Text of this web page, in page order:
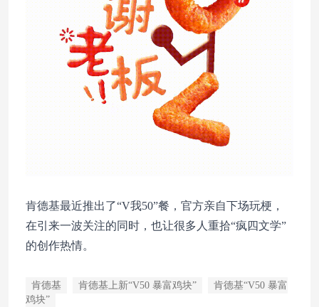
肯德基最近推出了“V我50”餐，官方亲自下场玩梗，
在引来一波关注的同时，也让很多人重拾“疯四文学”
的创作热情。
肯德基 肯德基上新“V50 暴富鸡块”
肯德基“V50 暴富
鸡块”